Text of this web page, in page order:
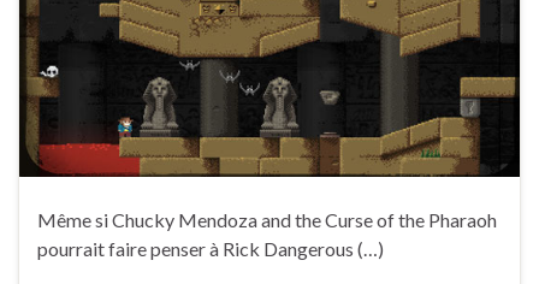
Même si Chucky Mendoza and the Curse of the Pharaoh
pourrait faire penser à Rick Dangerous (…)